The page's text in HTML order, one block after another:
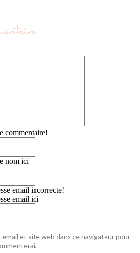
commentaire!
nom ici
email incorrecte!
email ici
email et site web dans ce navigateur pour